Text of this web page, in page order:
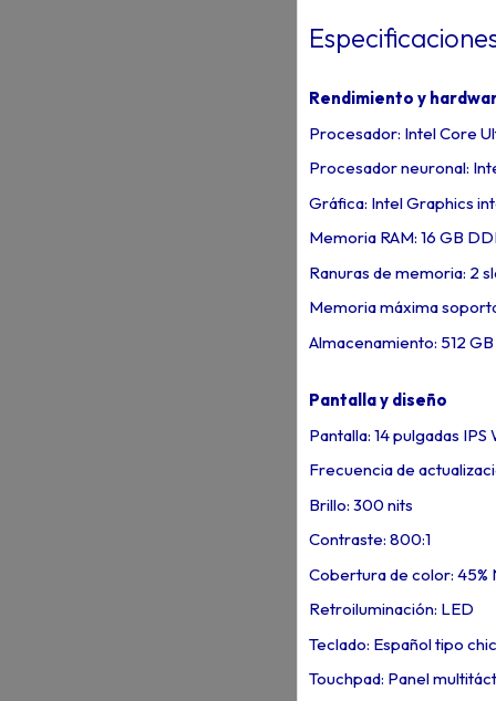
Rendimiento y
Procesador: Intel Core
Procesador neuronal:
Gráfica: Intel Graphics
Memoria RAM: 16 GB
Ranuras de memoria: 2
Memoria máxima
Almacenamiento: 512
Pantalla y diseño
Pantalla: 14 pulgadas
Frecuencia de
Brillo: 300 nits
Contraste: 800:1
Cobertura de color: 45%
Retroiluminación: LED
Teclado: Español tipo
Touchpad: Panel